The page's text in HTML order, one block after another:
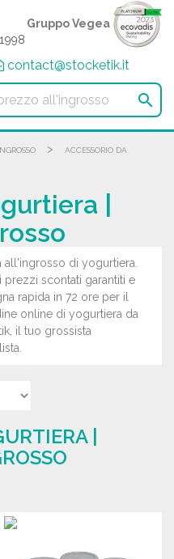
Gruppo Vegea
contact@stocketik.it

>
ACCESSORIO DA
|
all'ingrosso di yogurtiera.
prezzi scontati garantiti e
rapida in 72 ore per il
online di yogurtiera da
il tuo grossista
|